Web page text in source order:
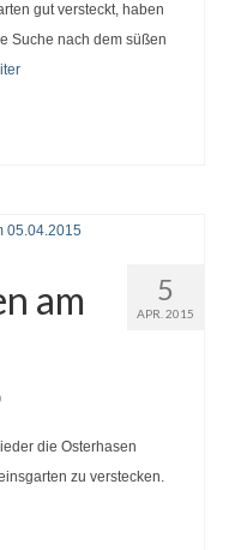
gut versteckt, haben
Suche nach dem süßen
5
APR. 2015
am
die Osterhasen
zu verstecken.